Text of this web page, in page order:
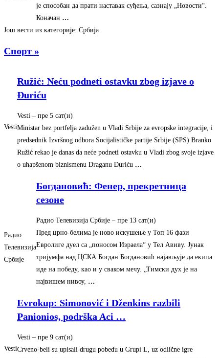
је способан да прати наставак суђења, сазнају „Новости“.
Коначан …
Још вести из категорије: Србија
Спорт »
Vesti
Ružić: Neću podneti ostavku zbog izjave o
Đuriću
Vesti – ‎пре 5 сат(и)‎
Ministar bez portfelja zadužen u Vladi Srbije za evropske integracije, i
predsednik Izvršnog odbora Socijalističke partije Srbije (SPS) Branko
Ružić rekao je danas da neće podneti ostavku u Vladi zbog svoje izjave
o uhapšenom biznismenu Draganu Đuriću …
Радио
Телевизија
Србије
Богдановић: Фенер, прекретница
сезоне
Радио Телевизија Србије – ‎пре 13 сат(и)‎
Пред црно-белима је ново искушење у Топ 16 фази
Евролиге дуел са „поносом Израела“ у Тел Авиву. Јунак
тријумфа над ЦСКА Богдан Богдановић најављује да екипа
иде на победу, као и у сваком мечу. „Тимски дух је на
највишем нивоу, …
Vesti
Evrokup: Simonović i Dženkins razbili
Panionios, podrška Aci …
Vesti – ‎пре 9 сат(и)‎
Crveno-beli su upisali drugu pobedu u Grupi L, uz odlične igre